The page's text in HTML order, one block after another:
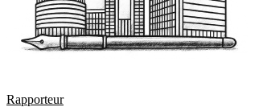
Rapporteur